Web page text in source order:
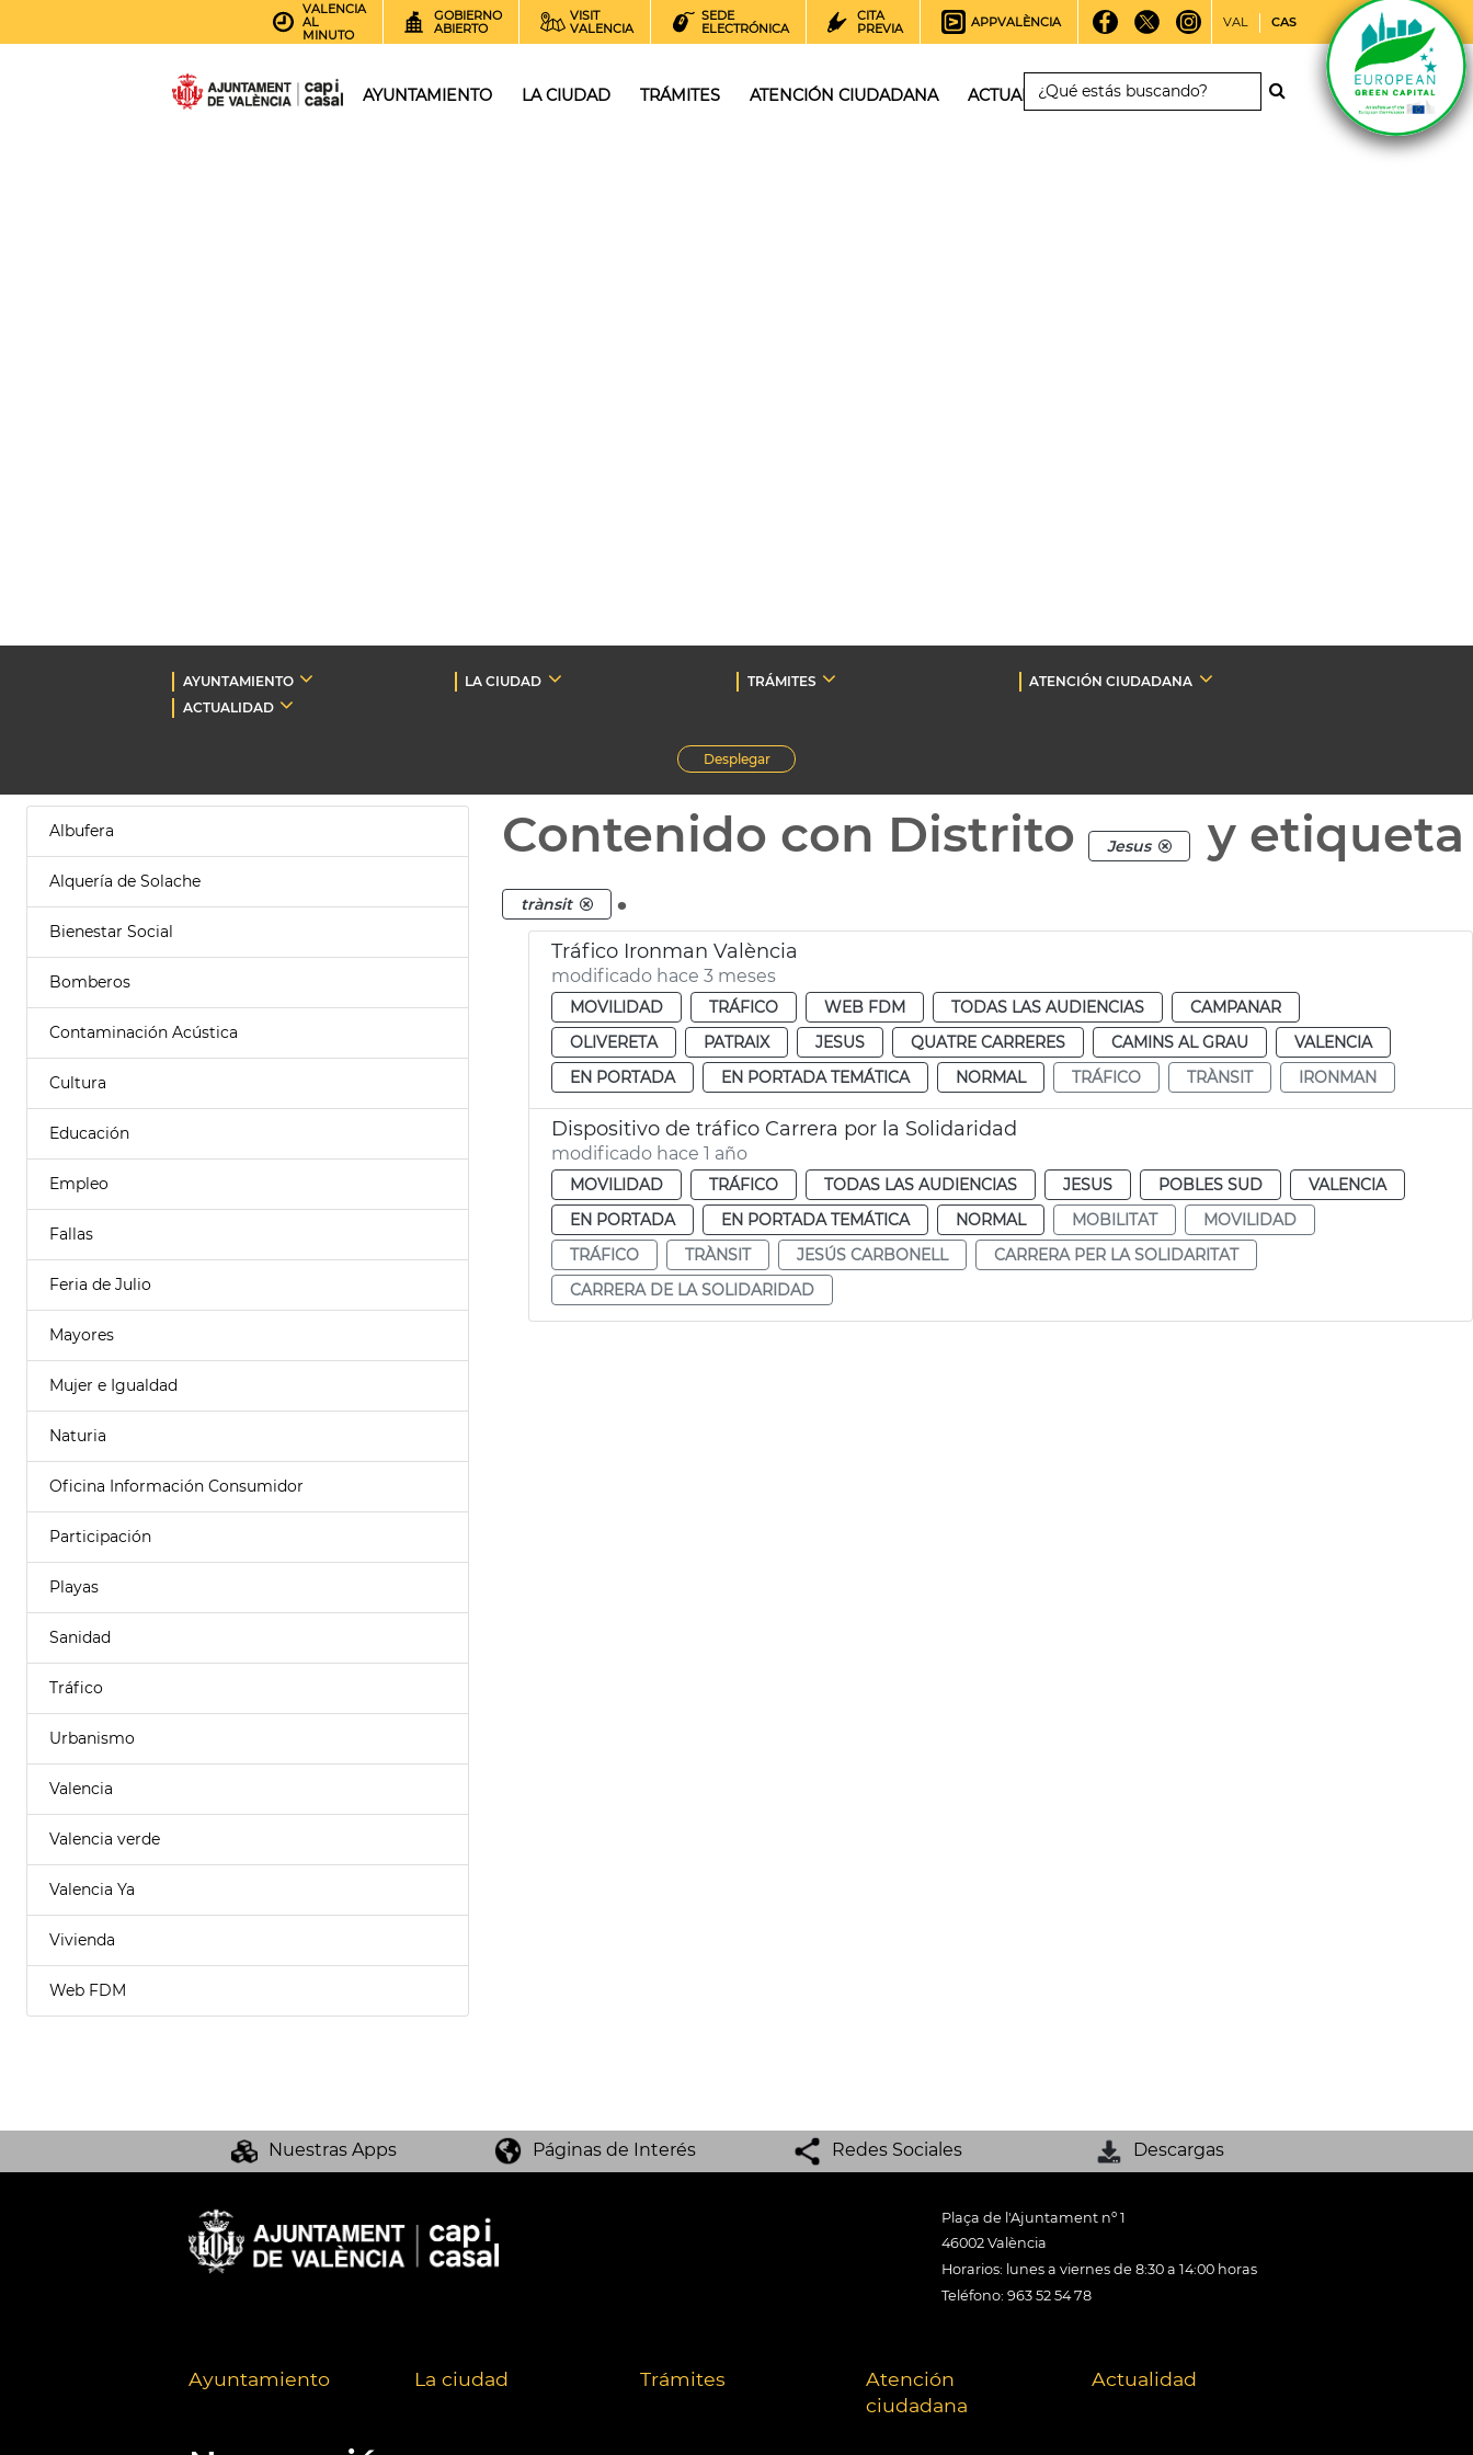
VALENCIA
AL
MINUTO
GOBIERNO
ABIERTO
VISIT
VALENCIA
SEDE
ELECTRÓNICA
CITA
PREVIA
APPVALÈNCIA VAL CAS
AYUNTAMIENTO LA CIUDAD TRÁMITES ATENCIÓN CIUDADANA ACTUALIDAD
AYUNTAMIENTO LA CIUDAD TRÁMITES
ATENCIÓN CIUDADANA
ACTUALIDAD
Desplegar
Albufera
Alquería de Solache
Bienestar Social
Bomberos
Contaminación Acústica
Cultura
Educación
Empleo
Fallas
Feria de Julio
Mayores
Mujer e Igualdad
Naturia
Oficina Información Consumidor
Participación
Playas
Sanidad
Tráfico
Urbanismo
Valencia
Valencia verde
Valencia Ya
Vivienda
Web FDM
Contenido con Distrito Jesus y etiqueta
trànsit .
Tráfico Ironman València
modificado hace 3 meses
MOVILIDAD TRÁFICO WEB FDM TODAS LAS AUDIENCIAS
CAMPANAR
OLIVERETA
PATRAIX JESUS QUATRE CARRERES CAMINS AL GRAU
VALENCIA
EN PORTADA
EN PORTADA TEMÁTICA NORMAL TRÁFICO TRÀNSIT IRONMAN
Dispositivo de tráfico Carrera por la Solidaridad
modificado hace 1 año
MOVILIDAD TRÁFICO TODAS LAS AUDIENCIAS JESUS POBLES SUD
VALENCIA
EN PORTADA
EN PORTADA TEMÁTICA NORMAL MOBILITAT
MOVILIDAD
TRÁFICO
TRÀNSIT JESÚS CARBONELL
CARRERA PER LA SOLIDARITAT
CARRERA DE LA SOLIDARIDAD
Nuestras Apps Páginas de Interés Redes Sociales Descargas
Plaça de l'Ajuntament nº 1
46002 València
Horarios: lunes a viernes de 8:30 a 14:00 horas
Teléfono: 963 52 54 78
Ayuntamiento La ciudad Trámites
Atención
ciudadana
Actualidad